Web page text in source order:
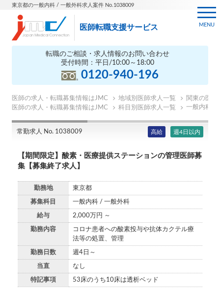
東京都の一般内科 / 一般外科求人案件 No.1038009
医師転職支援サービス
転職のご相談・求人情報のお問い合わせ
受付時間：平日/10:00～18:00
0120-940-196
MENU
医師の求人・転職募集情報はJMC 地域別医師求人一覧
関東の医師
医師の求人・転職募集情報はJMC
科目別医師求人一覧 一般内科の
常勤求人 No. 1038009 高給 週4日以内
【期間限定】酸素・医療提供ステーションの管理医師募
集【募集終了求人】
勤務地 東京都
募集科目 一般内科 / 一般外科
給与 2,000万円 ～
勤務内容
コロナ患者への酸素投与や抗体カクテル療
法等の処置、管理
勤務日数 週4日～
当直 なし
特記事項 53床のうち10床は透析ベッド